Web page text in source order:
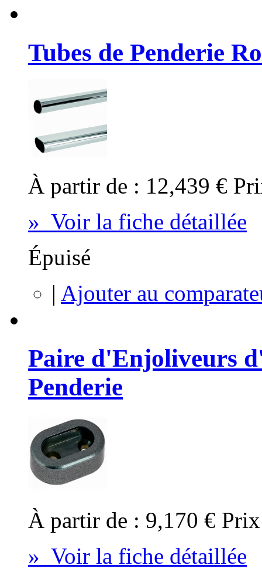
Tubes de Penderie
À partir de : 12,439 €
» Voir la fiche détaillée
Épuisé
| Ajouter au
Paire d'Enjoliveurs
Penderie
À partir de : 9,170 €
» Voir la fiche détaillée